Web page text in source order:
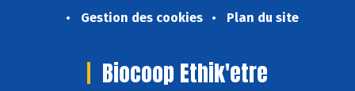
Gestion des cookies
Plan du site
Biocoop Ethik'etre